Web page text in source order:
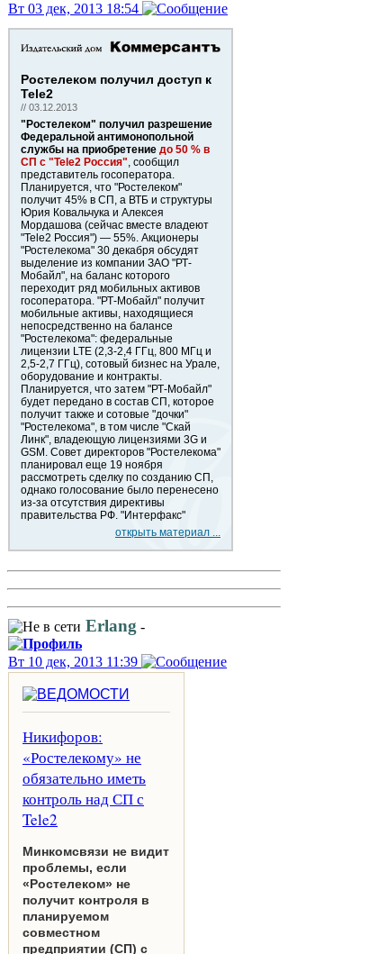
Вт 03 дек, 2013 18:54
Ростелеком получил доступ к
Tele2
// 03.12.2013
"Ростелеком" получил разрешение
Федеральной антимонопольной
службы на приобретение до 50 % в
СП с "Tele2 Россия", сообщил
представитель госоператора.
Планируется, что "Ростелеком"
получит 45% в СП, а ВТБ и структуры
Юрия Ковальчука и Алексея
Мордашова (сейчас вместе владеют
"Tele2 Россия") — 55%. Акционеры
"Ростелекома" 30 декабря обсудят
выделение из компании ЗАО "РТ-
Мобайл", на баланс которого
переходит ряд мобильных активов
госоператора. "РТ-Мобайл" получит
мобильные активы, находящиеся
непосредственно на балансе
"Ростелекома": федеральные
лицензии LTE (2,3-2,4 ГГц, 800 МГц и
2,5-2,7 ГГц), сотовый бизнес на Урале,
оборудование и контракты.
Планируется, что затем "РТ-Мобайл"
будет передано в состав СП, которое
получит также и сотовые "дочки"
"Ростелекома", в том числе "Скай
Линк", владеющую лицензиями 3G и
GSM. Совет директоров "Ростелекома"
планировал еще 19 ноября
рассмотреть сделку по созданию СП,
однако голосование было перенесено
из-за отсутствия директивы
правительства РФ. "Интерфакс"
открыть материал ...
Erlang -
Вт 10 дек, 2013 11:39
Никифоров:
«Ростелекому» не
обязательно иметь
контроль над СП с
Tele2
Минкомсвязи не видит
проблемы, если
«Ростелеком» не
получит контроля в
планируемом
совместном
предприятии (СП) с